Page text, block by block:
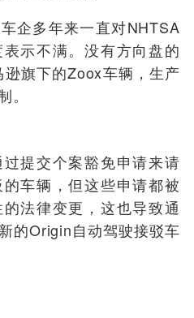
企多年来一直对NHTSA
示不满。没有方向盘的
旗下的Zoox车辆，生产
。
提交个案豁免申请来请
车辆，但这些申请都被
法律变更，这也导致通
的Origin自动驾驶接驳车